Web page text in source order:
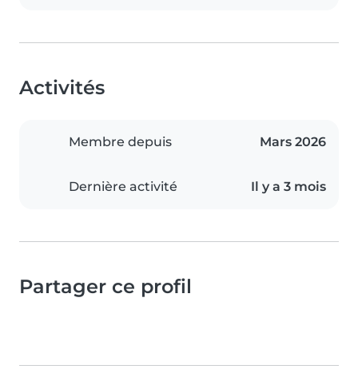
Activités
Membre depuis Mars 2026
Dernière activité Il y a 3 mois
Partager ce profil